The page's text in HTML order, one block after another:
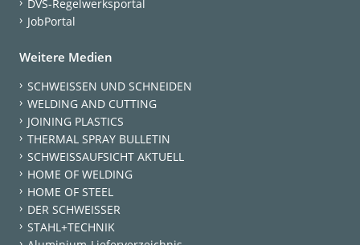
DVS-Regelwerksportal
JobPortal
Weitere Medien
SCHWEISSEN UND SCHNEIDEN
WELDING AND CUTTING
JOINING PLASTICS
THERMAL SPRAY BULLETIN
SCHWEISSAUFSICHT AKTUELL
HOME OF WELDING
HOME OF STEEL
DER SCHWEISSER
STAHL+TECHNIK